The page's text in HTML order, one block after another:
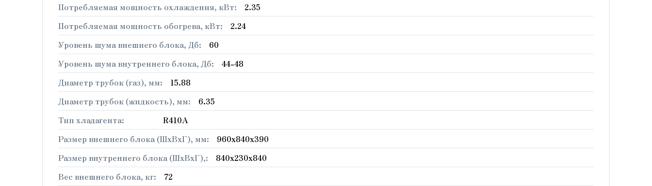
Потребляемая мощность охлаждения, кВт:
2.35
Потребляемая мощность обогрева, кВт:
2.24
Уровень шума внешнего блока, Дб:
60
Уровень шума внутреннего блока, Дб:
44-48
Диаметр трубок (газ), мм:
15.88
Диаметр трубок (жидкость), мм:
6.35
Тип хладагента:
R410A
Размер внешнего блока (ШxВxГ), мм:
960х840х390
Размер внутреннего блока (ШxВxГ),:
840x230x840
Вес внешнего блока, кг:
72